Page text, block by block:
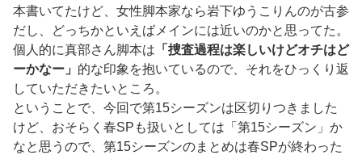
本書いてたけど、女性脚本家なら岩下ゆうこりんのが古参
だし、どっちかといえばメインには近いのかと思ってた。
個人的に真部さん脚本は 「捜査過程は楽しいけどオチはど
ーかなー」 的な印象を抱いているので、それをひっくり返
していただきたいところ。
ということで、今回で第15シーズンは区切りつきました
けど、おそらく春SPも扱いとしては「第15シーズン」か
なと思うので、第15シーズンのまとめは春SPが終わった